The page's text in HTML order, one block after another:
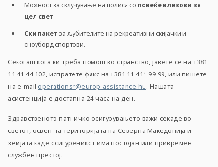
Можност за склучување на полиса со повеќе влезови за
цел свет;
Ски пакет за љубителите на рекреативни скијачки и
сноуборд спортови.
Секогаш кога ви треба помош во странство, јавете се на +381
11 41 44 102, испратете факс на +381 11 411 99 99, или пишете
на e-mail operationsr@europ-assistance.hu. Нашата
асистенција е достапна 24 часа на ден.
Здравственото патничко осигурувањето важи секаде во
светот, освен на територијата на Северна Македонија и
земјата каде осигуреникот има постојан или привремен
службен престој.